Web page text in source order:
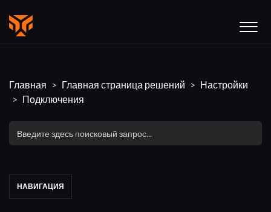
Главная Главная страница решений
Настройки
Подключения
НАВИГАЦИЯ